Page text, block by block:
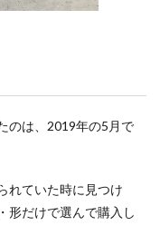
のは、2019年の5月で
れていた時に見つけ
形だけで選んで購入し